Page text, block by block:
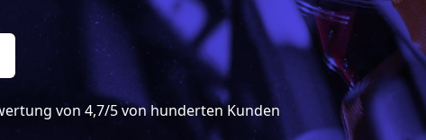
von 4,7/5 von hunderten Kunden